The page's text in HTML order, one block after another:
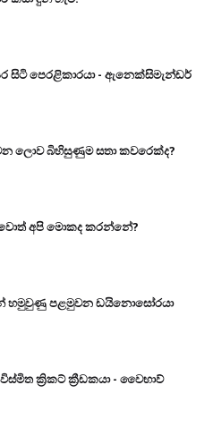
සිටි පෙරළිකාරයා - ඇනෙක්සිමැන්ඩර්
ලොව බිහිසුණුම සතා කවරෙක්ද?
අපි මොකද කරන්නේ?
හමුවුණු පළමුවන ඩයිනොසෝරයා
ක්‍රිකට් ක්‍රීඩකයා - වෛභාව්